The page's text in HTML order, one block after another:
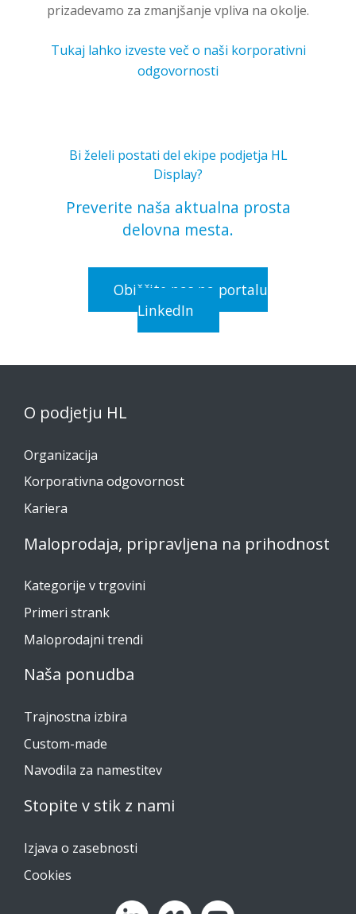
prizadevamo za zmanjšanje vpliva na okolje.
Tukaj lahko izveste več o naši korporativni
odgovornosti
Bi želeli postati del ekipe podjetja HL
Display?
Preverite naša aktualna prosta
delovna mesta.
Obiščite nas na portalu
LinkedIn
O podjetju HL
Organizacija
Korporativna odgovornost
Kariera
Maloprodaja, pripravljena na prihodnost
Kategorije v trgovini
Primeri strank
Maloprodajni trendi
Naša ponudba
Trajnostna izbira
Custom-made
Navodila za namestitev
Stopite v stik z nami
Izjava o zasebnosti
Cookies